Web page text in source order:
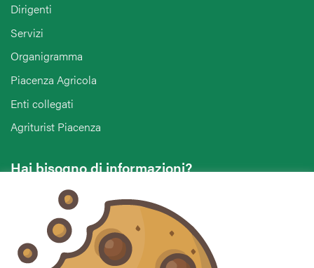
Dirigenti
Servizi
Organigramma
Piacenza Agricola
Enti collegati
Agriturist Piacenza
Hai bisogno di informazioni?
Vuoi contattarci per ricevere assistenza, lasciare un
commento o chiedere informazioni?
CONTATTACI